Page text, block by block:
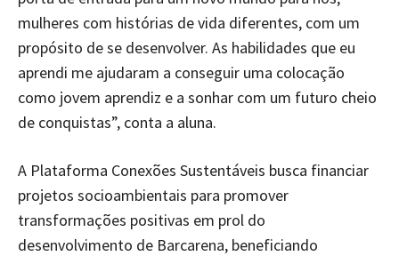
mulheres com histórias de vida diferentes, com um
propósito de se desenvolver. As habilidades que eu
aprendi me ajudaram a conseguir uma colocação
como jovem aprendiz e a sonhar com um futuro cheio
de conquistas”, conta a aluna.
A Plataforma Conexões Sustentáveis busca financiar
projetos socioambientais para promover
transformações positivas em prol do
desenvolvimento de Barcarena, beneficiando